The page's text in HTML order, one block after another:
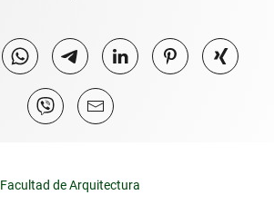
Facultad de Arquitectura